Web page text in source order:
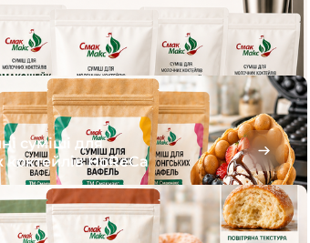
суміші для
HoReCa